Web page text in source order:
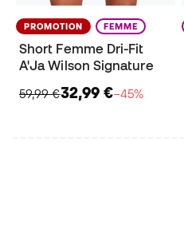
PROMOTION FEMME
Short Femme Dri-Fit
A'Ja Wilson Signature
59,99 €32,99 €−45%